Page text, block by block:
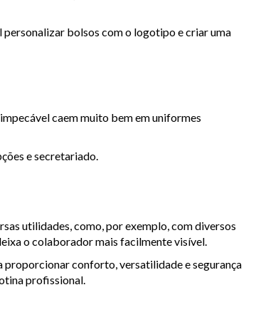
personalizar bolsos com o logotipo e criar uma
caem muito bem em uniformes
e secretariado.
utilidades, como, por exemplo, com diversos
o colaborador mais facilmente visível.
conforto, versatilidade e segurança
profissional.